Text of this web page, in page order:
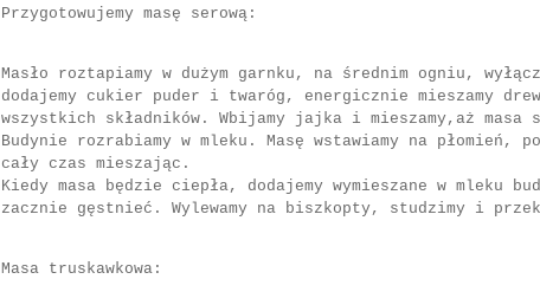
Przygotowujemy masę serową:
Masło roztapiamy w dużym garnku, na średnim ogniu,
dodajemy cukier puder i twaróg, energicznie mieszamy
wszystkich składników. Wbijamy jajka i mieszamy,aż
Budynie rozrabiamy w mleku. Masę wstawiamy na płomień,
cały czas mieszając.
Kiedy masa będzie ciepła, dodajemy wymieszane w mleku
zacznie gęstnieć. Wylewamy na biszkopty, studzimy i
Masa truskawkowa: